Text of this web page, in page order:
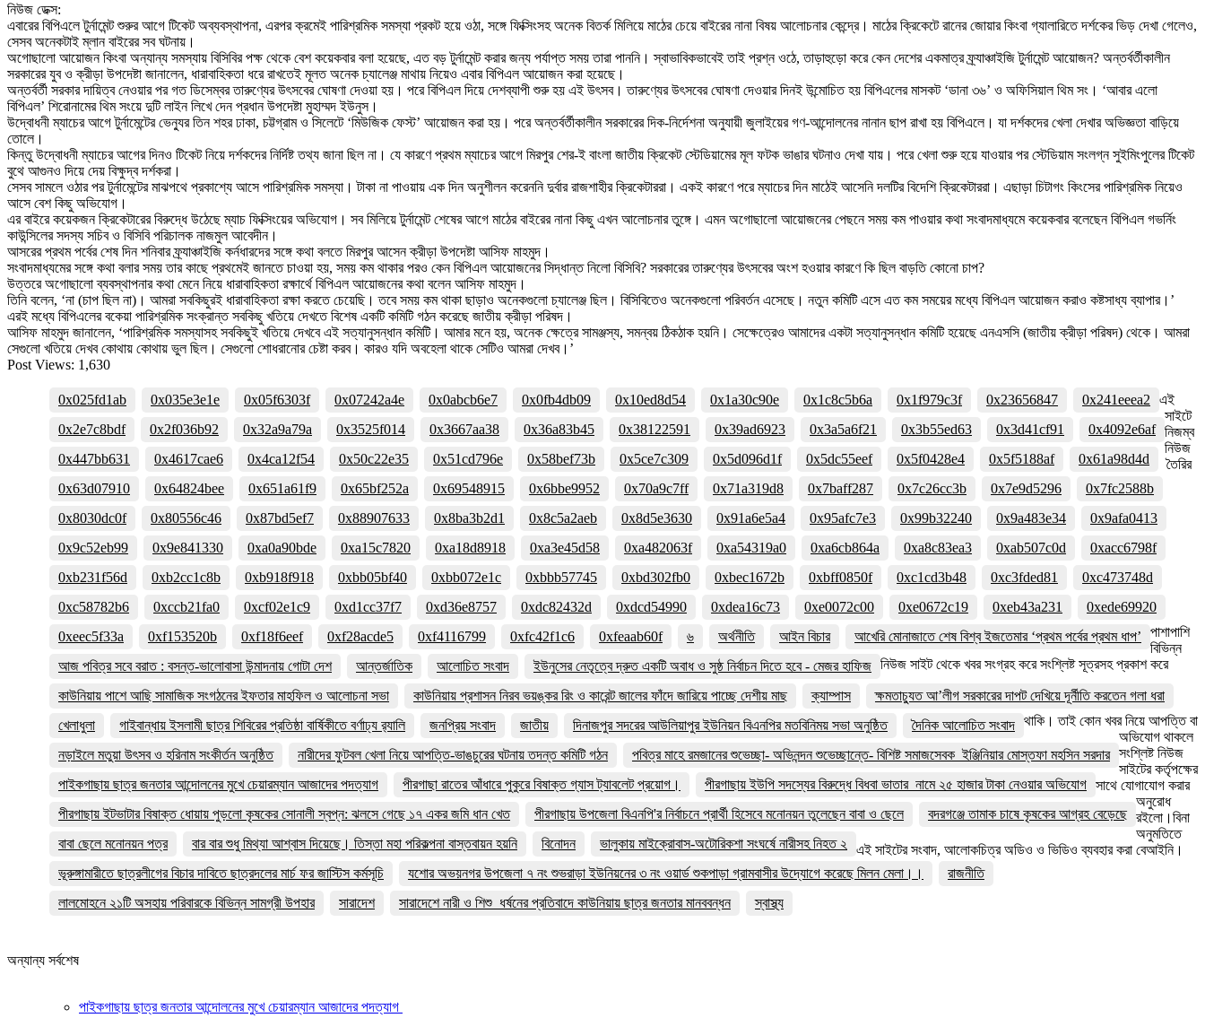
নিউজ ডেক্স:
এবারের বিপিএলে টুর্নামেন্ট শুরুর আগে টিকেট অব্যবস্থাপনা, এরপর ক্রমেই পারিশ্রমিক সমস্যা প্রকট হয়ে ওঠা, সঙ্গে ফিক্সিংসহ অনেক বিতর্ক মিলিয়ে মাঠের চেয়ে বাইরের নানা বিষয় আলোচনার কেন্দ্রে। মাঠের ক্রিকেটে রানের জোয়ার কিংবা গ্যালারিতে দর্শকের ভিড় দেখা গেলেও,
সেসব অনেকটাই ম্লান বাইরের সব ঘটনায়।
অগোছালো আয়োজন কিংবা অন্যান্য সমস্যায় বিসিবির পক্ষ থেকে বেশ কয়েকবার বলা হয়েছে, এত বড় টুর্নামেন্ট করার জন্য পর্যাপ্ত সময় তারা পাননি। স্বাভাবিকভাবেই তাই প্রশ্ন ওঠে, তাড়াহুড়ো করে কেন দেশের একমাত্র ফ্র্যাঞ্চাইজি টুর্নামেন্ট আয়োজন? অন্তর্বর্তীকালীন
সরকারের যুব ও ক্রীড়া উপদেষ্টা জানালেন, ধারাবাহিকতা ধরে রাখতেই মূলত অনেক চ্যালেঞ্জ মাথায় নিয়েও এবার বিপিএল আয়োজন করা হয়েছে।
অন্তর্বর্তী সরকার দায়িত্ব নেওয়ার পর গত ডিসেম্বর তারুণ্যের উৎসবের ঘোষণা দেওয়া হয়। পরে বিপিএল দিয়ে দেশব্যাপী শুরু হয় এই উৎসব। তারুণ্যের উৎসবের ঘোষণা দেওয়ার দিনই উন্মোচিত হয় বিপিএলের মাসকট ‘ডানা ৩৬’ ও অফিসিয়াল থিম সং। ‘আবার এলো
বিপিএল’ শিরোনামের থিম সংয়ে দুটি লাইন লিখে দেন প্রধান উপদেষ্টা মুহাম্মদ ইউনুস।
উদ্বোধনী ম্যাচের আগে টুর্নামেন্টের ভেন্যুর তিন শহর ঢাকা, চট্টগ্রাম ও সিলেটে ‘মিউজিক ফেস্ট’ আয়োজন করা হয়। পরে অন্তর্বর্তীকালীন সরকারের দিক-নির্দেশনা অনুযায়ী জুলাইয়ের গণ-আন্দোলনের নানান ছাপ রাখা হয় বিপিএলে। যা দর্শকদের খেলা দেখার অভিজ্ঞতা বাড়িয়ে
তোলে।
কিন্তু উদ্বোধনী ম্যাচের আগের দিনও টিকেট নিয়ে দর্শকদের নির্দিষ্ট তথ্য জানা ছিল না। যে কারণে প্রথম ম্যাচের আগে মিরপুর শের-ই বাংলা জাতীয় ক্রিকেট স্টেডিয়ামের মূল ফটক ভাঙার ঘটনাও দেখা যায়। পরে খেলা শুরু হয়ে যাওয়ার পর স্টেডিয়াম সংলগ্ন সুইমিংপুলের টিকেট
বুথে আগুনও দিয়ে দেয় বিক্ষুদ্ব দর্শকরা।
সেসব সামলে ওঠার পর টুর্নামেন্টের মাঝপথে প্রকাশ্যে আসে পারিশ্রমিক সমস্যা। টাকা না পাওয়ায় এক দিন অনুশীলন করেননি দুর্বার রাজশাহীর ক্রিকেটাররা। একই কারণে পরে ম্যাচের দিন মাঠেই আসেনি দলটির বিদেশি ক্রিকেটাররা। এছাড়া চিটাগং কিংসের পারিশ্রমিক নিয়েও
আসে বেশ কিছু অভিযোগ।
এর বাইরে কয়েকজন ক্রিকেটারের বিরুদ্ধে উঠেছে ম্যাচ ফিক্সিংয়ের অভিযোগ। সব মিলিয়ে টুর্নামেন্ট শেষের আগে মাঠের বাইরের নানা কিছু এখন আলোচনার তুঙ্গে। এমন অগোছালো আয়োজনের পেছনে সময় কম পাওয়ার কথা সংবাদমাধ্যমে কয়েকবার বলেছেন বিপিএল গভর্নিং
কাউন্সিলের সদস্য সচিব ও বিসিবি পরিচালক নাজমুল আবেদীন।
আসরের প্রথম পর্বের শেষ দিন শনিবার ফ্র্যাঞ্চাইজি কর্নধারদের সঙ্গে কথা বলতে মিরপুর আসেন ক্রীড়া উপদেষ্টা আসিফ মাহমুদ।
সংবাদমাধ্যমের সঙ্গে কথা বলার সময় তার কাছে প্রথমেই জানতে চাওয়া হয়, সময় কম থাকার পরও কেন বিপিএল আয়োজনের সিদ্ধান্ত নিলো বিসিবি? সরকারের তারুণ্যের উৎসবের অংশ হওয়ার কারণে কি ছিল বাড়তি কোনো চাপ?
উত্তরে অগোছালো ব্যবস্থাপনার কথা মেনে নিয়ে ধারাবাহিকতা রক্ষার্থে বিপিএল আয়োজনের কথা বলেন আসিফ মাহমুদ।
তিনি বলেন, ‘না (চাপ ছিল না)। আমরা সবকিছুরই ধারাবাহিকতা রক্ষা করতে চেয়েছি। তবে সময় কম থাকা ছাড়াও অনেকগুলো চ্যালেঞ্জ ছিল। বিসিবিতেও অনেকগুলো পরিবর্তন এসেছে। নতুন কমিটি এসে এত কম সময়ের মধ্যে বিপিএল আয়োজন করাও কষ্টসাধ্য ব্যাপার।’
এরই মধ্যে বিপিএলের বকেয়া পারিশ্রমিক সংক্রান্ত সবকিছু খতিয়ে দেখতে বিশেষ একটি কমিটি গঠন করেছে জাতীয় ক্রীড়া পরিষদ।
আসিফ মাহমুদ জানালেন, ‘পারিশ্রমিক সমস্যাসহ সবকিছুই খতিয়ে দেখবে এই সত্যানুসন্ধান কমিটি। আমার মনে হয়, অনেক ক্ষেত্রে সামঞ্জস্য, সমন্বয় ঠিকঠাক হয়নি। সেক্ষেত্রেও আমাদের একটা সত্যানুসন্ধান কমিটি হয়েছে এনএসসি (জাতীয় ক্রীড়া পরিষদ) থেকে। আমরা
সেগুলো খতিয়ে দেখব কোথায় কোথায় ভুল ছিল। সেগুলো শোধরানোর চেষ্টা করব। কারও যদি অবহেলা থাকে সেটিও আমরা দেখব।’
Post Views: 1,630
0x025fd1ab 0x035e3e1e 0x05f6303f 0x07242a4e 0x0abcb6e7 0x0fb4db09 0x10ed8d54 0x1a30c90e 0x1c8c5b6a 0x1f979c3f 0x23656847
0x241eeea2
0x2e7c8bdf
0x2f036b92 0x32a9a79a 0x3525f014 0x3667aa38 0x36a83b45 0x38122591 0x39ad6923 0x3a5a6f21 0x3b55ed63 0x3d41cf91
0x4092e6af
0x447bb631
0x4617cae6 0x4ca12f54 0x50c22e35 0x51cd796e 0x58bef73b 0x5ce7c309 0x5d096d1f 0x5dc55eef 0x5f0428e4 0x5f5188af
0x61a98d4d
0x63d07910
0x64824bee 0x651a61f9 0x65bf252a 0x69548915 0x6bbe9952 0x70a9c7ff 0x71a319d8 0x7baff287 0x7c26cc3b 0x7e9d5296
0x7fc2588b
0x8030dc0f
0x80556c46 0x87bd5ef7 0x88907633 0x8ba3b2d1 0x8c5a2aeb 0x8d5e3630 0x91a6e5a4 0x95afc7e3 0x99b32240 0x9a483e34
0x9afa0413
0x9c52eb99
0x9e841330 0xa0a90bde 0xa15c7820 0xa18d8918 0xa3e45d58 0xa482063f 0xa54319a0 0xa6cb864a 0xa8c83ea3 0xab507c0d
0xacc6798f
0xb231f56d
0xb2cc1c8b 0xb918f918 0xbb05bf40 0xbb072e1c 0xbbb57745 0xbd302fb0 0xbec1672b 0xbff0850f 0xc1cd3b48 0xc3fded81
0xc473748d
0xc58782b6
0xccb21fa0 0xcf02e1c9 0xd1cc37f7 0xd36e8757 0xdc82432d 0xdcd54990 0xdea16c73 0xe0072c00 0xe0672c19 0xeb43a231
0xede69920
0xeec5f33a
0xf153520b 0xf18f6eef 0xf28acde5 0xf4116799 0xfc42f1c6 0xfeaab60f ৬ অর্থনীতি আইন বিচার
আখেরি মোনাজাতে শেষ বিশ্ব ইজতেমার ‘প্রথম পর্বের প্রথম ধাপ’
আজ পবিত্র সবে বরাত : বসন্ত-ভালোবাসা উন্মাদনায় গোটা দেশ
আন্তর্জাতিক আলোচিত সংবাদ
ইউনুসের নেতৃত্বে দ্রুত একটি অবাধ ও সুষ্ঠ নির্বাচন দিতে হবে - মেজর হাফিজ
কাউনিয়ায় পাশে আছি সামাজিক সংগঠনের ইফতার মাহফিল ও আলোচনা সভা
কাউনিয়ায় প্রশাসন নিরব ভয়ঙ্কর রিং ও কারেন্ট জালের ফাঁদে জারিয়ে পাচ্ছে দেশীয় মাছ ক্যাম্পাস
ক্ষমতাচ্যুত আ’লীগ সরকারের দাপট দেখিয়ে দূর্নীতি করতেন গলা ধরা
খেলাধুলা
গাইবান্ধায় ইসলামী ছাত্র শিবিরের প্রতিষ্ঠা বার্ষিকীতে বর্ণাঢ্য র‌্যালি জনপ্রিয় সংবাদ জাতীয় দিনাজপুর সদরের আউলিয়াপুর ইউনিয়ন বিএনপির মতবিনিময় সভা অনুষ্ঠিত
দৈনিক আলোচিত সংবাদ
নড়াইলে মতুয়া উৎসব ও হরিনাম সংকীর্তন অনুষ্ঠিত
নারীদের ফুটবল খেলা নিয়ে আপত্তি-ভাঙচুরের ঘটনায় তদন্ত কমিটি গঠন
পবিত্র মাহে রমজানের শুভেচ্ছা- অভিনন্দন শুভেচ্ছান্তে- বিশিষ্ট সমাজসেবক ইঞ্জিনিয়ার মোস্তফা মহসিন সরদার
পাইকগাছায় ছাত্র জনতার আন্দোলনের মুখে চেয়ারম্যান আজাদের পদত্যাগ
পীরগাছা রাতের আঁধারে পুকুরে বিষাক্ত গ্যাস ট্যাবলেট প্রয়োগ।
পীরগাছায় ইউপি সদস্যের বিরুদ্ধে বিধবা ভাতার নামে ২৫ হাজার টাকা নেওয়ার অভিযোগ
পীরগাছায় ইটভাটার বিষাক্ত ধোয়ায় পুড়লো কৃষকের সোনালী স্বপ্ন: ঝলসে গেছে ১৭ একর জমি ধান খেত
পীরগাছায় উপজেলা বিএনপি'র নির্বাচনে প্রার্থী হিসেবে মনোনয়ন তুলেছেন বাবা ও ছেলে
বদরগঞ্জে তামাক চাষে কৃষকের আগ্রহ বেড়েছে
বাবা ছেলে মনোনয়ন পত্র
বার বার শুধু মিথ্যা আশ্বাস দিয়েছে। তিস্তা মহা পরিকল্পনা বাস্তবায়ন হয়নি বিনোদন
ভালুকায় মাইক্রোবাস-অটোরিকশা সংঘর্ষে নারীসহ নিহত ২
ভূরুঙ্গামারীতে ছাত্রলীগের বিচার দাবিতে ছাত্রদলের মার্চ ফর জাস্টিস কর্মসূচি
যশোর অভয়নগর উপজেলা ৭ নং শুভরাড়া ইউনিয়নের ৩ নং ওয়ার্ড শুকপাড়া গ্রামবাসীর উদ্যোগে করেছে মিলন মেলা।।
রাজনীতি
লালমোহনে ২১টি অসহায় পরিবারকে বিভিন্ন সামগ্রী উপহার
সারাদেশ সারাদেশে নারী ও শিশু ধর্ষনের প্রতিবাদে কাউনিয়ায় ছাত্র জনতার মানববন্ধন স্বাস্থ্য
এই
সাইটে
নিজম্ব
নিউজ
তৈরির
পাশাপাশি
বিভিন্ন
নিউজ সাইট থেকে খবর সংগ্রহ করে সংশ্লিষ্ট সূত্রসহ প্রকাশ করে
থাকি। তাই কোন খবর নিয়ে আপত্তি বা
অভিযোগ থাকলে
সংশ্লিষ্ট নিউজ
সাইটের কর্তৃপক্ষের
সাথে যোগাযোগ করার
অনুরোধ
রইলো।বিনা
অনুমতিতে
এই সাইটের সংবাদ, আলোকচিত্র অডিও ও ভিডিও ব্যবহার করা বেআইনি।
অন্যান্য সর্বশেষ
পাইকগাছায় ছাত্র জনতার আন্দোলনের মুখে চেয়ারম্যান আজাদের পদত্যাগ